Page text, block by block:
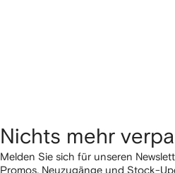
Nichts mehr
Melden Sie sich für unseren
Promos, Neuzugänge und Stock-